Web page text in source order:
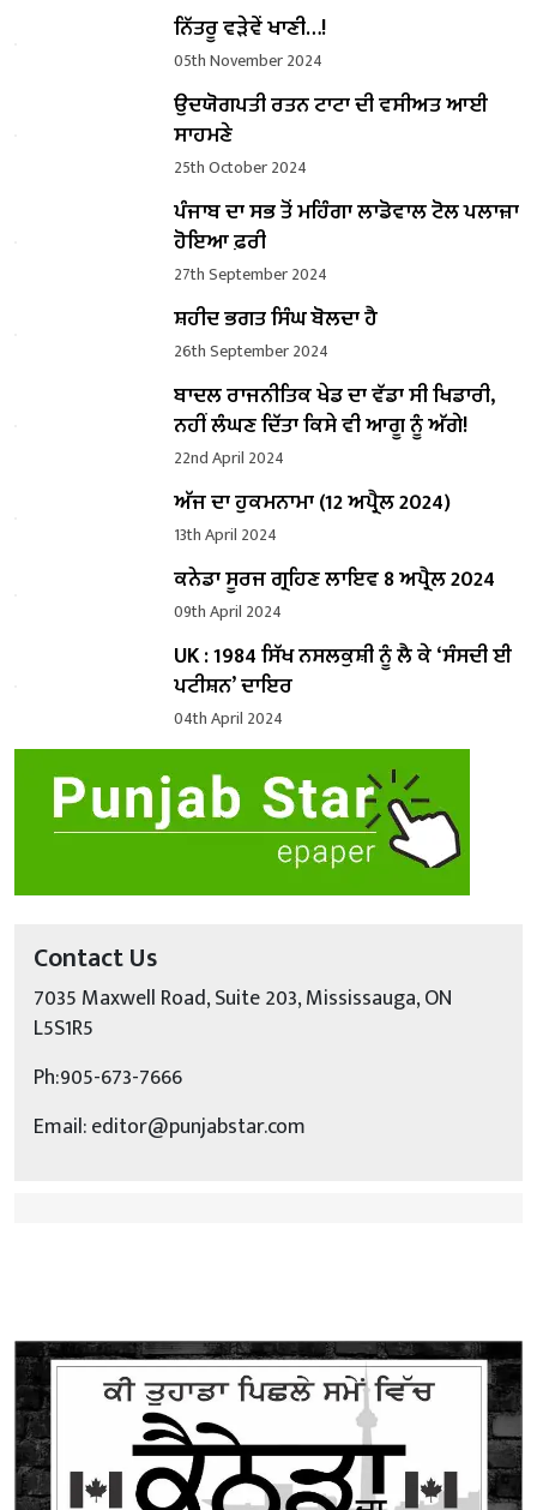
ਨਿੱਤਰੂ ਵੜੇਵੇਂ ਖਾਣੀ…!
05th November 2024
ਉਦਯੋਗਪਤੀ ਰਤਨ ਟਾਟਾ ਦੀ ਵਸੀਅਤ ਆਈ
ਸਾਹਮਣੇ
25th October 2024
ਪੰਜਾਬ ਦਾ ਸਭ ਤੋਂ ਮਹਿੰਗਾ ਲਾਡੋਵਾਲ ਟੋਲ ਪਲਾਜ਼ਾ
ਹੋਇਆ ਫ਼ਰੀ
27th September 2024
ਸ਼ਹੀਦ ਭਗਤ ਸਿੰਘ ਬੋਲਦਾ ਹੈ
26th September 2024
ਬਾਦਲ ਰਾਜਨੀਤਿਕ ਖੇਡ ਦਾ ਵੱਡਾ ਸੀ ਖਿਡਾਰੀ,
ਨਹੀਂ ਲੰਘਣ ਦਿੱਤਾ ਕਿਸੇ ਵੀ ਆਗੂ ਨੂੰ ਅੱਗੇ!
22nd April 2024
ਅੱਜ ਦਾ ਹੁਕਮਨਾਮਾ (12 ਅਪ੍ਰੈਲ 2024)
13th April 2024
ਕਨੇਡਾ ਸੂਰਜ ਗ੍ਰਹਿਣ ਲਾਇਵ 8 ਅਪ੍ਰੈਲ 2024
09th April 2024
UK : 1984 ਸਿੱਖ ਨਸਲਕੁਸ਼ੀ ਨੂੰ ਲੈ ਕੇ ‘ਸੰਸਦੀ ਈ
ਪਟੀਸ਼ਨ’ ਦਾਇਰ
04th April 2024
Contact Us
7035 Maxwell Road, Suite 203, Mississauga, ON
L5S1R5
Ph:905-673-7666
Email: editor@punjabstar.com